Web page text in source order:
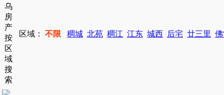
区域： 不限 稠城 北苑 稠江 江东 城西 后宅 廿三里